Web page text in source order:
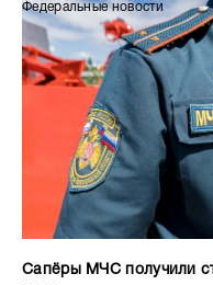
Федеральные новости
Сапёры МЧС получили